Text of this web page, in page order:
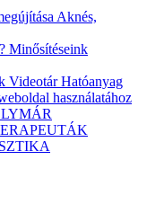
Aknés,
Minősítéseink
VideotárHatóanyag
használatához